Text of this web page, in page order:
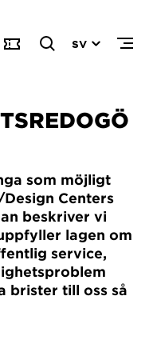
SV
som möjligt
Centers
beskriver vi
lagen om
service,
brister till oss så